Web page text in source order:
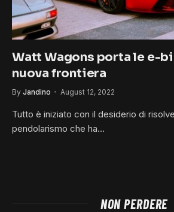
Watt Wagons porta le e-
nuova frontiera
By Jandino August 12, 2022
Tutto è iniziato con il desiderio di
pendolarismo che ha…
NON PERDERE